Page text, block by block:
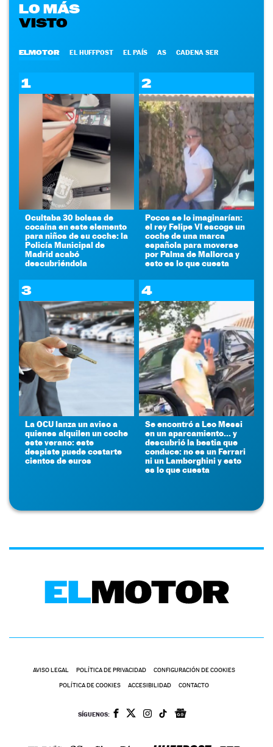
LO MÁS
VISTO
ELMOTOR EL HUFFPOST EL PAÍS AS CADENA SER
1
Ocultaba 30 bolsas de
cocaína en este elemento
para niños de su coche: la
Policía Municipal de
Madrid acabó
descubriéndola
2
Pocos se lo imaginarían:
el rey Felipe VI escoge un
coche de una marca
española para moverse
por Palma de Mallorca y
esto es lo que cuesta
3
La OCU lanza un aviso a
quienes alquilen un coche
este verano: este
despiste puede costarte
cientos de euros
4
Se encontró a Leo Messi
en un aparcamiento... y
descubrió la bestia que
conduce: no es un Ferrari
ni un Lamborghini y esto
es lo que cuesta
AVISO LEGAL POLÍTICA DE PRIVACIDAD CONFIGURACIÓN DE COOKIES
POLÍTICA DE COOKIES ACCESIBILIDAD CONTACTO
SÍGUENOS: